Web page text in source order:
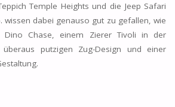
Temple Heights und die Jeep Safari
wissen dabei genauso gut zu gefallen, wie
Dino Chase, einem Zierer Tivoli in der
putzigen Zug-Design und einer